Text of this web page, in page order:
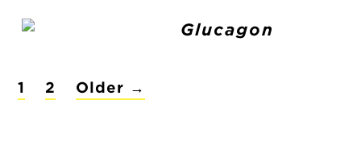
Glucagon
POSTS
PAGINATION
1 2 Older →